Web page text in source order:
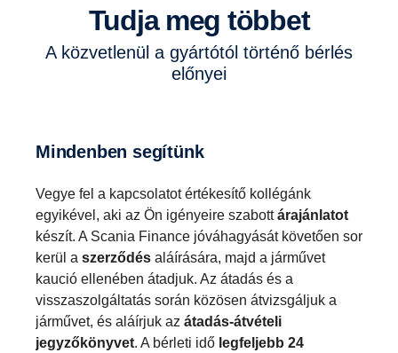
Tudja meg többet
A közvetlenül a gyártótól történő bérlés
előnyei
Mindenben segítünk
Vegye fel a kapcsolatot értékesítő kollégánk
egyikével, aki az Ön igényeire szabottárajánlatot
készít. A Scania Finance jóváhagyását követően sor
kerül a szerződés aláírására, majd a járművet
kaució ellenében átadjuk. Az átadás és a
visszaszolgáltatás során közösen átvizsgáljuk a
járművet, és aláírjuk az átadás-átvételi
jegyzőkönyvet. A bérleti idő legfeljebb 24